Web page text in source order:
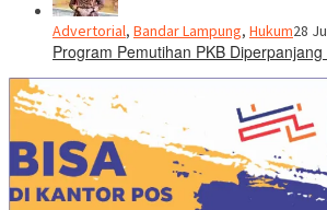
Advertorial, Bandar Lampung, Hukum28
Program Pemutihan PKB